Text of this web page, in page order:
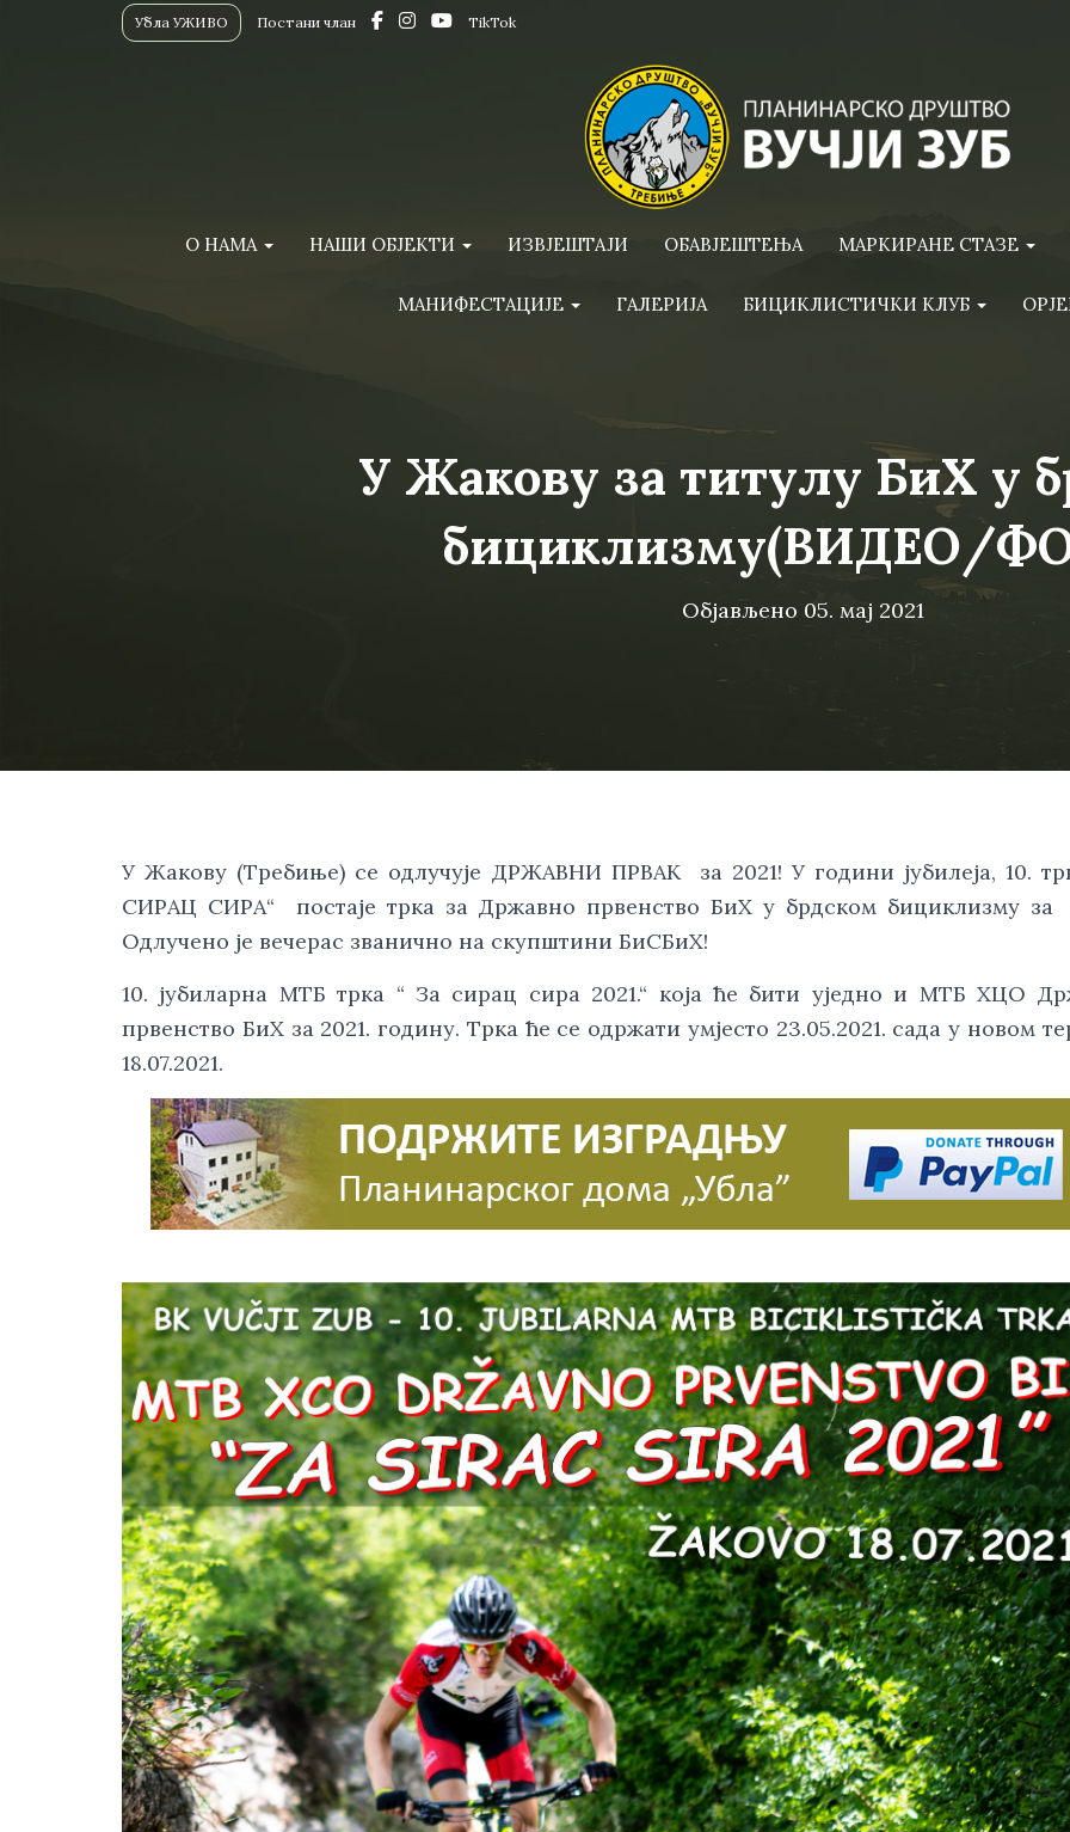
Убла УЖИВО Постани члан TikTok
О НАМА НАШИ ОБЈЕКТИ ИЗВЈЕШТАЈИ ОБАВЈЕШТЕЊА МАРКИРАНЕ СТАЗЕ
МАНИФЕСТАЦИЈЕ ГАЛЕРИЈА БИЦИКЛИСТИЧКИ КЛУБ
У Жакову за титулу БиХ у
бициклизму(ВИДЕО/
Објављено 05. мај 2021
У Жакову (Требиње) се одлучује ДРЖАВНИ ПРВАK  за 2021! У години јубилеја, 10.
СИРАЦ СИРА“  постаје трка за Државно првенство БиХ у брдском бициклизму за
Одлучено је вечерас званично на скупштини БиСБиХ!
10. јубиларна МТБ трка “ За сирац сира 2021.“ која ће бити уједно и МТБ XЦО
првенство БиХ за 2021. годину. Трка ће се одржати умјесто 23.05.2021. сада у новом
18.07.2021.